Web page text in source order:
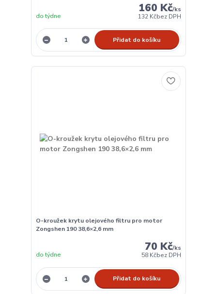
160 Kč/ks
132 Kčbez DPH
do týdne
Přidat do košíku
O-kroužek krytu olejového filtru pro motor
Zongshen 190 38,6×2,6 mm
70 Kč/ks
58 Kčbez DPH
do týdne
Přidat do košíku